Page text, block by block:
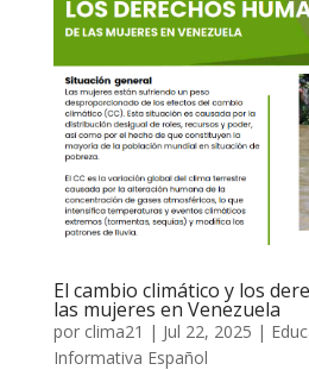
El cambio climático y los
las mujeres en Venezuela
por clima21 | Jul 22, 2025 |
Informativa Español